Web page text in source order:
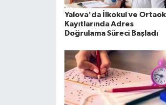
Yalova'da İlkokul ve
Kayıtlarında Adres
Doğrulama Süreci Başladı